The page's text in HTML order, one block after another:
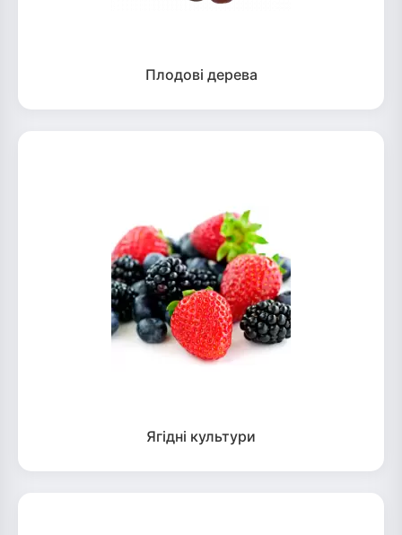
Плодові дерева
Ягідні культури